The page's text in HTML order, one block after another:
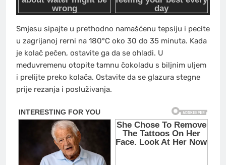
Smjesu sipajte u prethodno namašćenu tepsiju i pecite
u zagrijanoj rerni na 180°C oko 30 do 35 minuta. Kada
je kolač pečen, ostavite ga da se ohladi. U
međuvremenu otopite tamnu čokoladu s biljnim uljem
i prelijte preko kolača. Ostavite da se glazura stegne
prije rezanja i posluživanja.